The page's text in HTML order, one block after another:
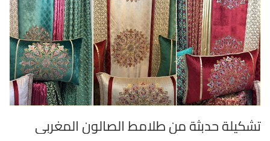
تشكيلة حدبثة من طلامط الصالون المغربي